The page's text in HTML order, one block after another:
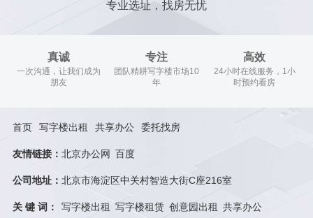
专业选址，找房无忧
真诚
一次沟通，让我们成为
朋友
专注
团队精耕写字楼市场10
年
高效
24小时在线服务，1小
时预约看房
首页 写字楼出租 共享办公 委托找房
友情链接： 北京办公网 百度
公司地址： 北京市海淀区中关村智造大街C座216室
关 键 词： 写字楼出租 写字楼租赁 创意园出租 共享办公